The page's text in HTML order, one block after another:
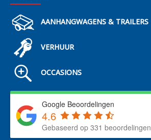
AANHANGWAGENS & TRAILERS
VERHUUR
OCCASIONS
Google Beoordelingen
4.6
Gebaseerd op 331 beoordelingen